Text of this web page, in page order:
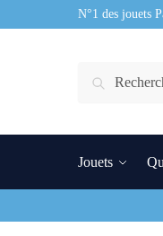
N°1 des jouets
Recherche
Jouets